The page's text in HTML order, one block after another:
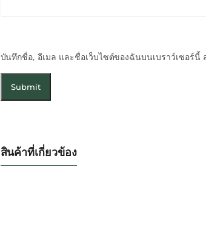
บันทึกชื่อ, อีเมล และชื่อเว็บไซต์ของฉันบนเบราว์เซอร์นี้
สินค้าที่เกี่ยวข้อง